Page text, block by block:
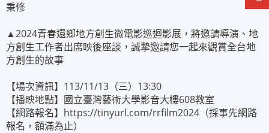
秉修
▲2024青春還鄉地方創生微電影巡迴影展，將邀請導演、地
方創生工作者出席映後座談，誠摯邀請您一起來觀賞全台地
方創生的故事
【場次資訊】113/11/13（三）13:30
【播映地點】國立臺灣藝術大學影音大樓608教室
【網路報名】https://tinyurl.com/rrfilm2024（採事先網路
報名，額滿為止）